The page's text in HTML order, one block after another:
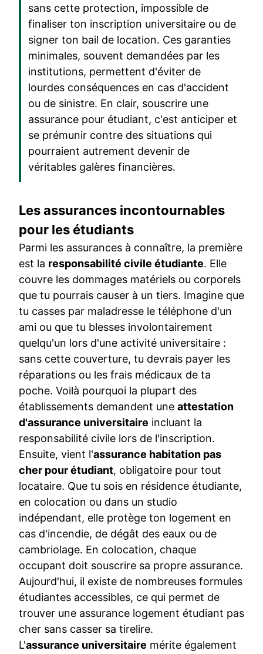
sans cette protection, impossible de
finaliser ton inscription universitaire ou de
signer ton bail de location. Ces garanties
minimales, souvent demandées par les
institutions, permettent d'éviter de
lourdes conséquences en cas d'accident
ou de sinistre. En clair, souscrire une
assurance pour étudiant, c'est anticiper et
se prémunir contre des situations qui
pourraient autrement devenir de
véritables galères financières.
Les assurances incontournables
pour les étudiants
Parmi les assurances à connaître, la première
est la responsabilité civile étudiante. Elle
couvre les dommages matériels ou corporels
que tu pourrais causer à un tiers. Imagine que
tu casses par maladresse le téléphone d'un
ami ou que tu blesses involontairement
quelqu'un lors d'une activité universitaire :
sans cette couverture, tu devrais payer les
réparations ou les frais médicaux de ta
poche. Voilà pourquoi la plupart des
établissements demandent une attestation
d'assurance universitaire incluant la
responsabilité civile lors de l'inscription.
Ensuite, vient l'assurance habitation pas
cher pour étudiant, obligatoire pour tout
locataire. Que tu sois en résidence étudiante,
en colocation ou dans un studio
indépendant, elle protège ton logement en
cas d'incendie, de dégât des eaux ou de
cambriolage. En colocation, chaque
occupant doit souscrire sa propre assurance.
Aujourd'hui, il existe de nombreuses formules
étudiantes accessibles, ce qui permet de
trouver une assurance logement étudiant pas
cher sans casser sa tirelire.
L'assurance universitaire mérite également